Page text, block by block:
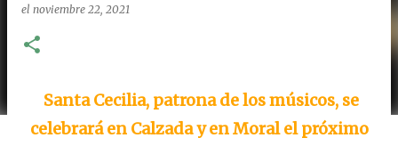
el noviembre 22, 2021
Santa Cecilia, patrona de los músicos, se
celebrará en Calzada y en Moral el próximo